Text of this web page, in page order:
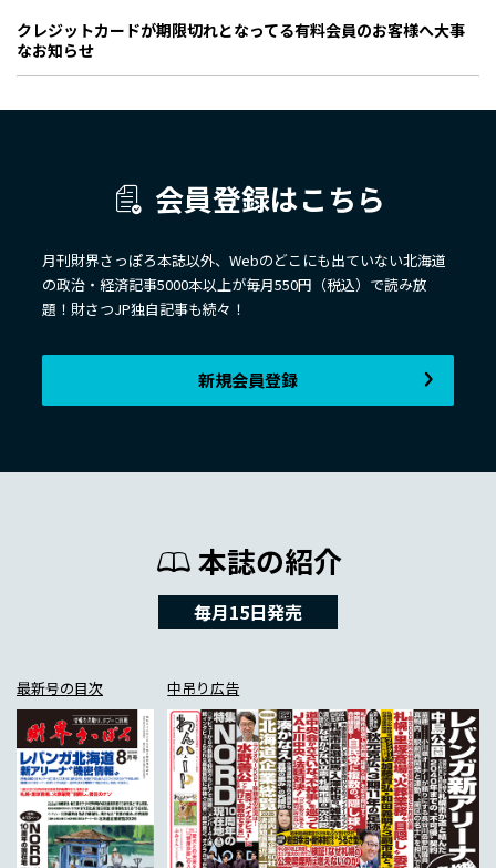
クレジットカードが期限切れとなってる有料会員のお客様へ大事
なお知らせ
会員登録はこちら
月刊財界さっぽろ本誌以外、Webのどこにも出ていない北海道
の政治・経済記事5000本以上が毎月550円（税込）で読み放
題！財さつJP独自記事も続々！
新規会員登録
本誌の紹介
毎月15日発売
最新号の目次 中吊り広告